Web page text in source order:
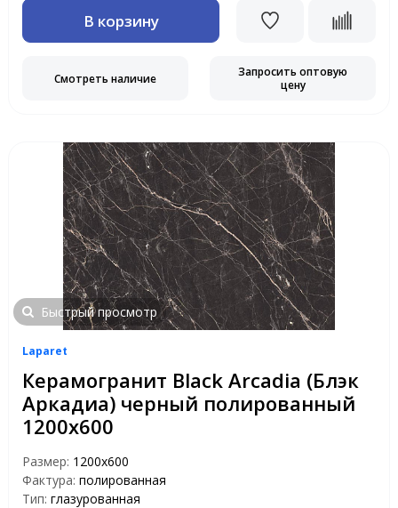
В корзину
Смотреть наличие
Запросить оптовую
цену
Быстрый просмотр
Laparet
Керамогранит Black Arcadia (Блэк
Аркадиа) черный полированный
1200х600
Размер: 1200x600
Фактура: полированная
Тип: глазурованная